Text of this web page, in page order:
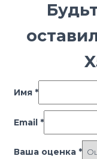
Имя *
Email *
Ваша оценка *